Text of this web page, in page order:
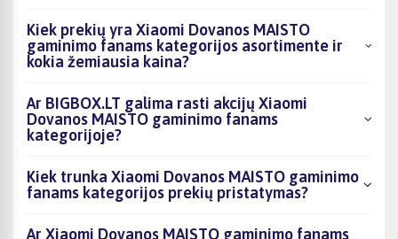
Kiek prekių yra Xiaomi Dovanos MAISTO
gaminimo fanams kategorijos asortimente ir
kokia žemiausia kaina?
Ar BIGBOX.LT galima rasti akcijų Xiaomi
Dovanos MAISTO gaminimo fanams
kategorijoje?
Kiek trunka Xiaomi Dovanos MAISTO gaminimo
fanams kategorijos prekių pristatymas?
Ar Xiaomi Dovanos MAISTO gaminimo fanams